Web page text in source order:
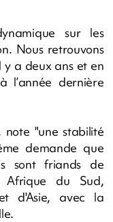
sur les
Nous retrouvons
a deux ans et en
dernière
note "une stabilité
demande que
sont friands de
Afrique du Sud,
d'Asie, avec la